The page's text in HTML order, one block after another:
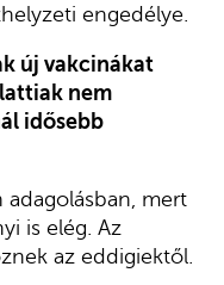
engedélye.
új vakcinákat
nem
idősebb
adagolásban, mert
is elég. Az
az eddigiektől.